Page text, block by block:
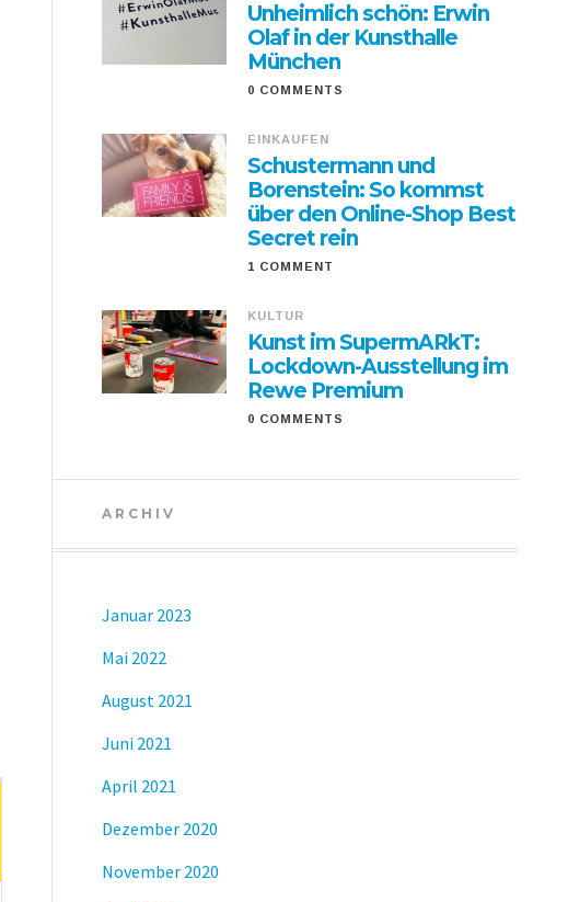
Unheimlich schön: Erwin
Olaf in der Kunsthalle
München
0 COMMENTS
EINKAUFEN
Schustermann und
Borenstein: So kommst
über den Online-Shop Best
Secret rein
1 COMMENT
KULTUR
Kunst im SupermARkT:
Lockdown-Ausstellung im
Rewe Premium
0 COMMENTS
ARCHIV
Januar 2023
Mai 2022
August 2021
Juni 2021
April 2021
Dezember 2020
November 2020